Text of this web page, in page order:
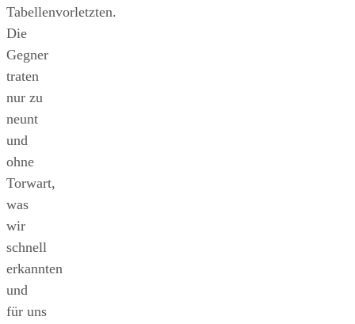
Tabellenvorletzten.
Die
Gegner
traten
nur zu
neunt
und
ohne
Torwart,
was
wir
schnell
erkannten
und
für uns